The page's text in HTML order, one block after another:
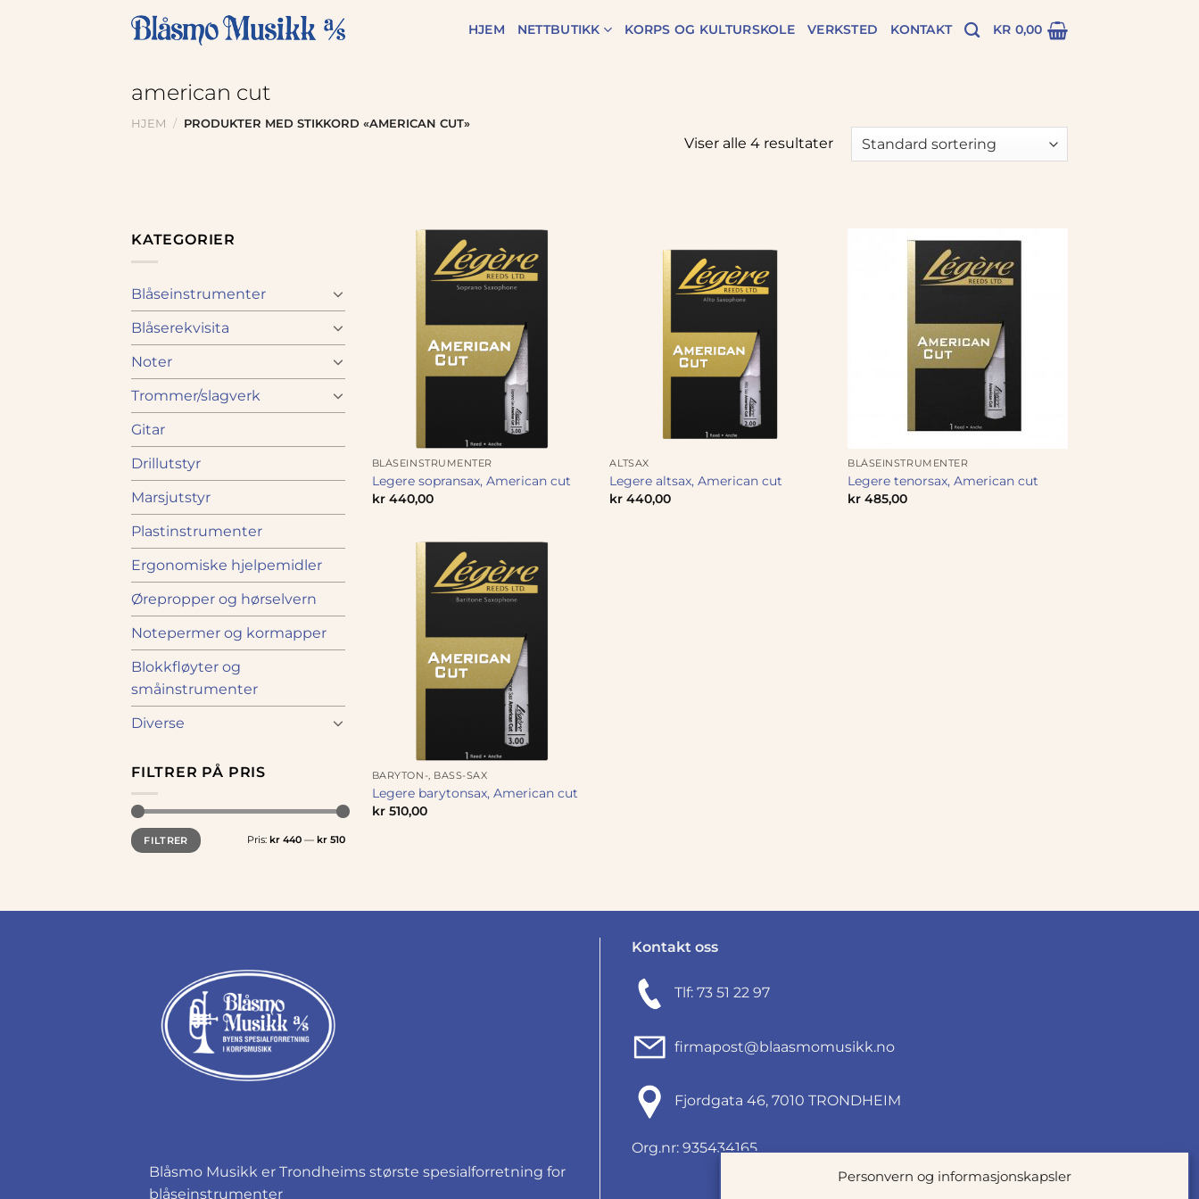
Personvern og informasjonskapsler
HJEM NETTBUTIKK KORPS OG KULTURSKOLE VERKSTED KONTAKT KR 0,00
american cut
HJEM / PRODUKTER MED STIKKORD «AMERICAN CUT»
Viser alle 4 resultater
KATEGORIER
Blåseinstrumenter
Blåserekvisita
Noter
Trommer/slagverk
Gitar
Drillutstyr
Marsjutstyr
Plastinstrumenter
Ergonomiske hjelpemidler
Ørepropper og hørselvern
Notepermer og kormapper
Blokkfløyter og
småinstrumenter
Diverse
FILTRER PÅ PRIS
Min.
pris
Makspris
FILTRER Pris: kr 440 — kr 510
BLÅSEINSTRUMENTER
Legere sopransax, American cut
kr440,00
ALTSAX
Legere altsax, American cut
kr 440,00
BLÅSEINSTRUMENTER
Legere tenorsax, American cut
kr 485,00
BARYTON-, BASS-SAX
Legere barytonsax, American cut
kr510,00
Blåsmo Musikk er Trondheims største spesialforretning for
blåseinstrumenter
Kontakt oss
Tlf: 73 51 22 97
firmapost@blaasmomusikk.no
Fjordgata 46, 7010 TRONDHEIM
Org.nr: 935434165